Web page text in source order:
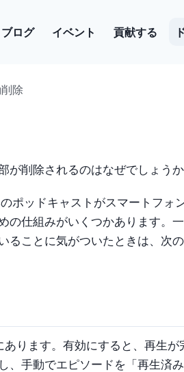
ブログ イベント 貢献する
除
が削除されるのはなぜでしょう
ポッドキャストがスマートフォ
の仕組みがいくつかあります。
ることに気がついたときは、次
あります。有効にすると、再生が
、手動でエピソードを「再生済